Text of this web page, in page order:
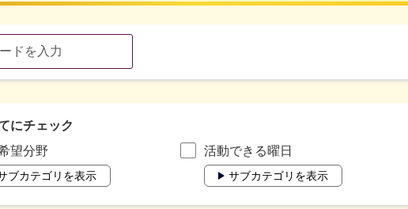
にチェック
望分野
ブカテゴリを表示
活動できる曜日
サブカテゴリを表示